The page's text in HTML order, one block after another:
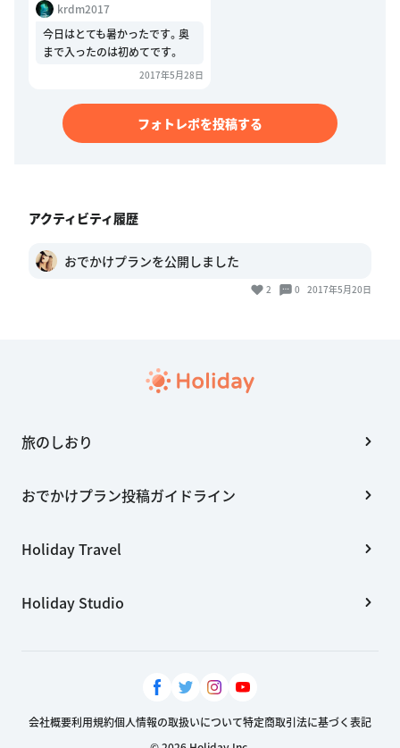
krdm2017
今日はとても暑かったです。奥
まで入ったのは初めてです。
2017年5月28日
フォトレポを投稿する
アクティビティ履歴
おでかけプランを公開しました
2 0 2017年5月20日
旅のしおり
おでかけプラン投稿ガイドライン
Holiday Travel
Holiday Studio
会社概要利用規約個人情報の取扱いについて特定商取引法に基づく表記